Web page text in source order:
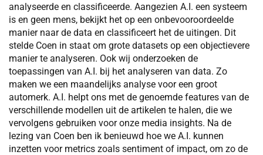
analyseerde en classificeerde. Aangezien A.I. een systeem
is en geen mens, bekijkt het op een onbevooroordeelde
manier naar de data en classificeert het de uitingen. Dit
stelde Coen in staat om grote datasets op een objectievere
manier te analyseren. Ook wij onderzoeken de
toepassingen van A.I. bij het analyseren van data. Zo
maken we een maandelijks analyse voor een groot
automerk. A.I. helpt ons met de genoemde features van de
verschillende modellen uit de artikelen te halen, die we
vervolgens gebruiken voor onze media insights. Na de
lezing van Coen ben ik benieuwd hoe we A.I. kunnen
inzetten voor metrics zoals sentiment of impact, om zo de